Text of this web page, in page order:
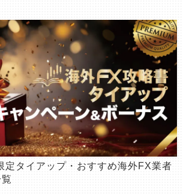
定タイアップ・おすすめ海外FX業者